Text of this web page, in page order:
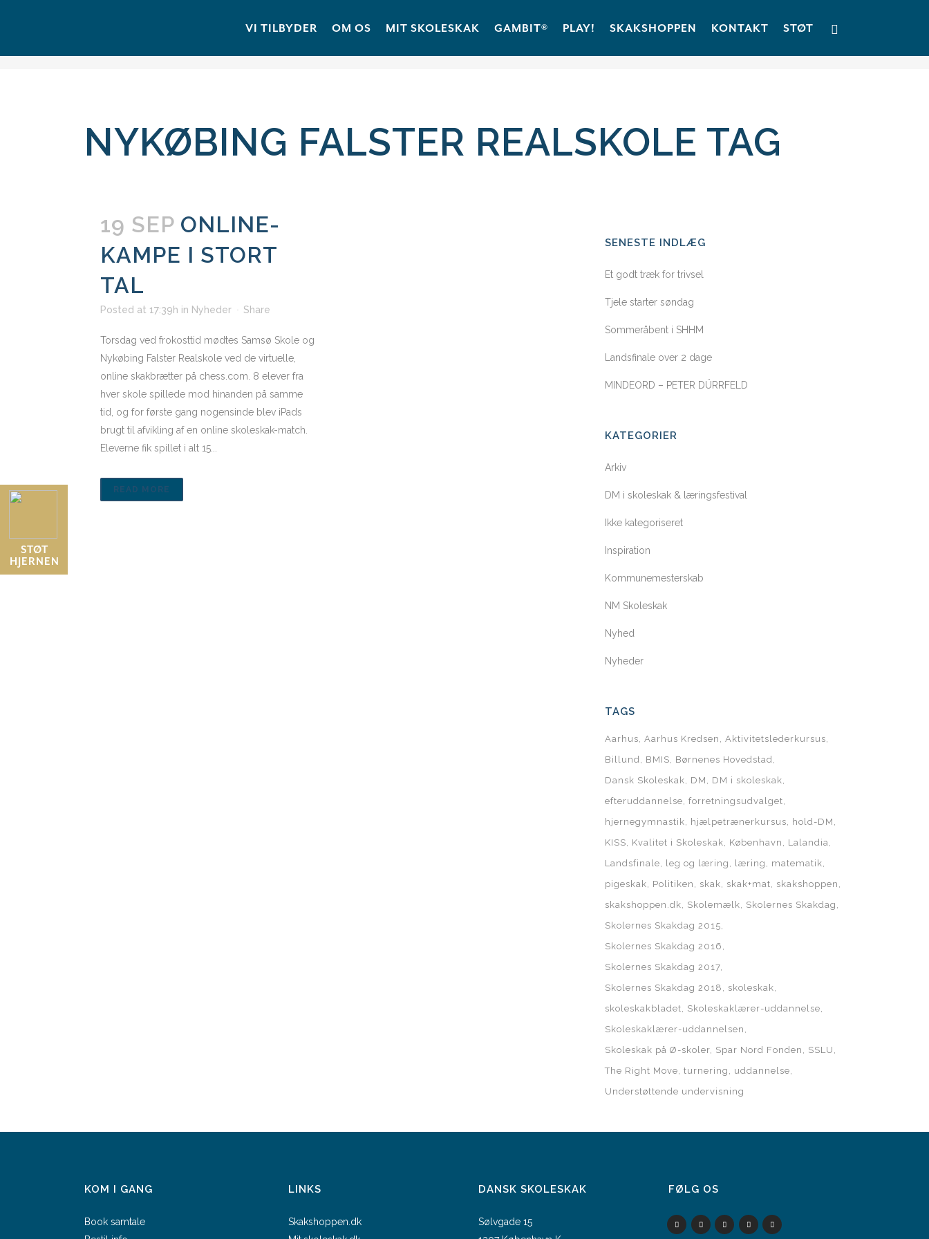
STØT
HJERNEN
VI TILBYDER OM OS MIT SKOLESKAK GAMBIT® PLAY! SKAKSHOPPEN KONTAKT STØT
NYKØBING FALSTER REALSKOLE TAG
19 SEP ONLINE-
KAMPE I STORT
TAL
Posted at 17:39h in Nyheder Share
Torsdag ved frokosttid mødtes Samsø Skole og
Nykøbing Falster Realskole ved de virtuelle,
online skakbrætter på chess.com. 8 elever fra
hver skole spillede mod hinanden på samme
tid, og for første gang nogensinde blev iPads
brugt til afvikling af en online skoleskak-match.
Eleverne fik spillet i alt 15...
READ MORE
SENESTE INDLÆG
Et godt træk for trivsel
Tjele starter søndag
Sommeråbent i SHHM
Landsfinale over 2 dage
MINDEORD – PETER DÜRRFELD
KATEGORIER
Arkiv
DM i skoleskak & læringsfestival
Ikke kategoriseret
Inspiration
Kommunemesterskab
NM Skoleskak
Nyhed
Nyheder
TAGS
Aarhus Aarhus Kredsen
Aktivitetslederkursus
Billund
BMIS
Børnenes Hovedstad
Dansk Skoleskak
DM
DM i skoleskak
efteruddannelse
forretningsudvalget
hjernegymnastik
hjælpetrænerkursus
hold-DM
KISS
Kvalitet i Skoleskak København
Lalandia
Landsfinale
leg og læring læring
matematik
pigeskak
Politiken skak skak+mat
skakshoppen
skakshoppen.dk
Skolemælk
Skolernes Skakdag
Skolernes Skakdag 2015
Skolernes Skakdag 2016
Skolernes Skakdag 2017
Skolernes Skakdag 2018
skoleskak
skoleskakbladet
Skoleskaklærer-uddannelse
Skoleskaklærer-uddannelsen
Skoleskak på Ø-skoler Spar Nord Fonden
SSLU
The Right Move
turnering
uddannelse
Understøttende undervisning
KOM I GANG
Book samtale
LINKS
Skakshoppen.dk
DANSK SKOLESKAK
Sølvgade 15
FØLG OS